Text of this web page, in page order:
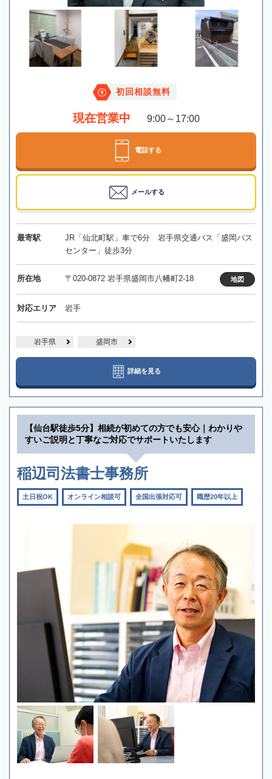
初回相談無料
現在営業中 9:00～17:00
電話する
メールする
最寄駅
JR「仙北町駅」車で6分 岩手県交通バス「盛岡バス
センター」徒歩3分
所在地 〒020-0872 岩手県盛岡市八幡町2-18 地図
対応エリア 岩手
岩手県 盛岡市
詳細を見る
【仙台駅徒歩5分】相続が初めての方でも安心｜わかりや
すいご説明と丁寧なご対応でサポートいたします
稲辺司法書士事務所
土日祝OK オンライン相談可 全国出張対応可 職歴20年以上